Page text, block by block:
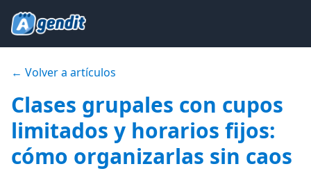
← Volver a artículos
Clases grupales con cupos
limitados y horarios fijos:
cómo organizarlas sin caos